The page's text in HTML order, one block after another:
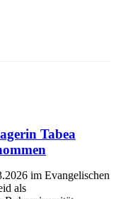
Tabea
im Evangelischen
als